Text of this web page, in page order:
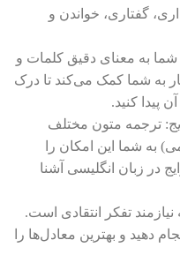
گفتاری، خواندن و
شما به معنای دقیق کلمات و
به شما کمک می‌کند تا درک
پیدا کنید.
ترجمه متون مختلف
به شما این امکان را
در زبان انگلیسی آشنا
نیازمند تفکر انتقادی است.
دهید و بهترین معادل‌ها را